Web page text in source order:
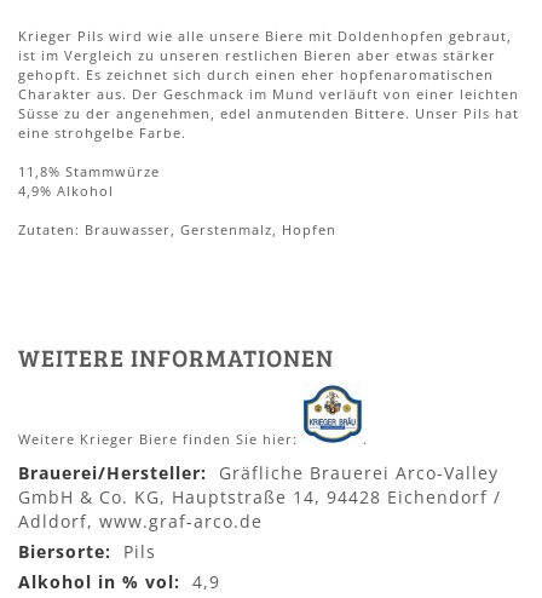
Krieger Pils wird wie alle unsere Biere mit Doldenhopfen gebraut,
ist im Vergleich zu unseren restlichen Bieren aber etwas stärker
gehopft. Es zeichnet sich durch einen eher hopfenaromatischen
Charakter aus. Der Geschmack im Mund verläuft von einer leichten
Süsse zu der angenehmen, edel anmutenden Bittere. Unser Pils hat
eine strohgelbe Farbe.
11,8% Stammwürze
4,9% Alkohol
Zutaten: Brauwasser, Gerstenmalz, Hopfen
WEITERE INFORMATIONEN
Weitere Krieger Biere finden Sie hier: .
Mehr
Informationen
Gräfliche Brauerei Arco-Valley
GmbH & Co. KG, Hauptstraße 14, 94428 Eichendorf /
Adldorf, www.graf-arco.de
Pils
4,9